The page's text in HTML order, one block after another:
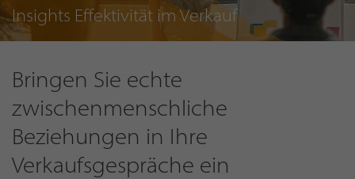
Insights Effektivität im Verkauf
Bringen Sie echte
zwischenmenschliche
Beziehungen in Ihre
Verkaufsgespräche ein